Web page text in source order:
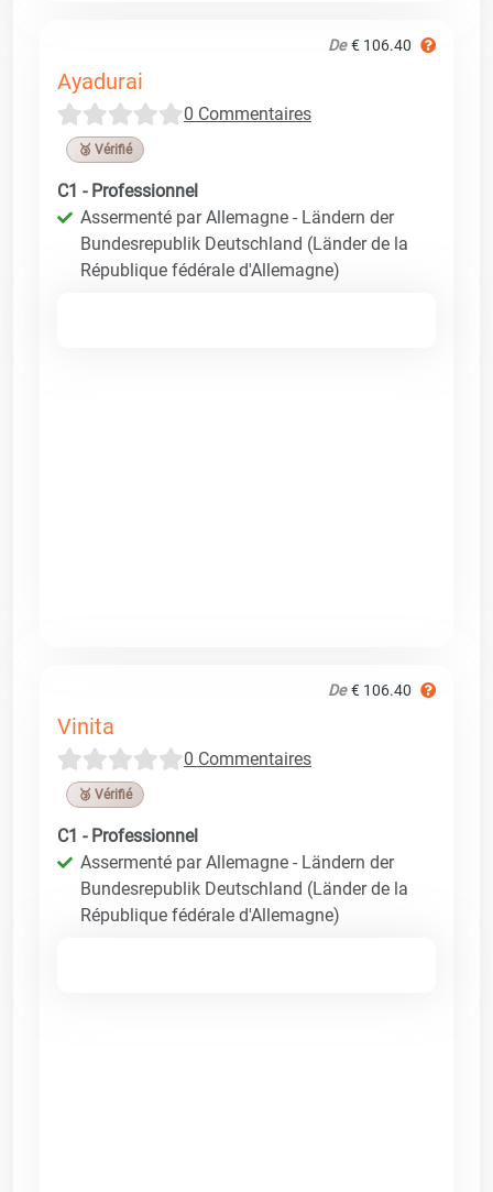
De € 106.40
Ayadurai
0 Commentaires
🥉 Vérifié
C1 - Professionnel
Assermenté par Allemagne - Ländern der
Bundesrepublik Deutschland (Länder de la
République fédérale d'Allemagne)
De € 106.40
Vinita
0 Commentaires
🥉 Vérifié
C1 - Professionnel
Assermenté par Allemagne - Ländern der
Bundesrepublik Deutschland (Länder de la
République fédérale d'Allemagne)